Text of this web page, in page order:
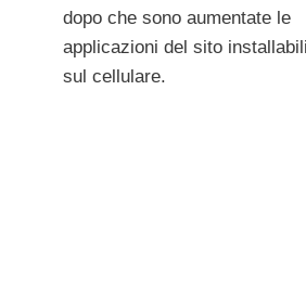
dopo che sono aumentate le
applicazioni del sito
sul cellulare.